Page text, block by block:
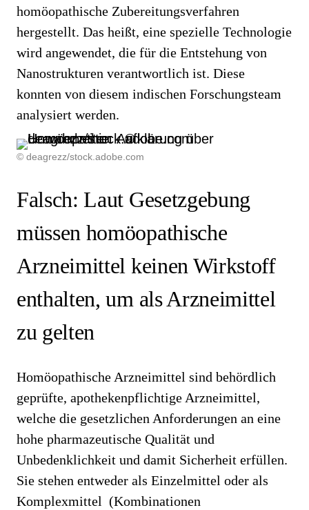
homöopathische Zubereitungsverfahren
hergestellt. Das heißt, eine spezielle Technologie
wird angewendet, die für die Entstehung von
Nanostrukturen verantwortlich ist. Diese
konnten von diesem indischen Forschungsteam
analysiert werden.
© deagrezz/stock.adobe.com
Falsch: Laut Gesetzgebung
müssen homöopathische
Arzneimittel keinen Wirkstoff
enthalten, um als Arzneimittel
zu gelten
Homöopathische Arzneimittel sind behördlich
geprüfte, apothekenpflichtige Arzneimittel,
welche die gesetzlichen Anforderungen an eine
hohe pharmazeutische Qualität und
Unbedenklichkeit und damit Sicherheit erfüllen.
Sie stehen entweder als Einzelmittel oder als
Komplexmittel (Kombinationen